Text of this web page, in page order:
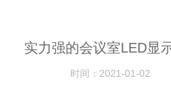
实力强的会议室LED显
时间： 2021-01-02